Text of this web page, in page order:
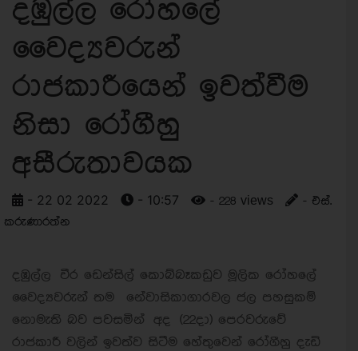
දඹුල්ල රෝහලේ
වෛද්‍යවරුන්
රාජකාරීයෙන් ඉවත්වීම
නිසා රෝගීහු
අසීරුතාවයක
- 22 02 2022 - 10:57 - 228 views
- එස්.
කරුණාරත්න
දඹුල්ල වීර ඩෙන්සිල් කොබ්බෑකඩුව මූලික රෝහලේ
වෛද්‍යවරුන් තම නේවාසිකාගාරවල ජල පහසුකම්
නොමැති බව පවසමින් අද (22දා) පෙරවරුවේ
රාජකාරී වලින් ඉවත්ව සිටීම හේතුවෙන් රෝගීහු දැඩි